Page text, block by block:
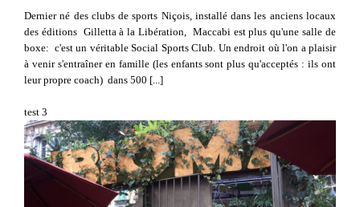
Dernier né des clubs de sports Niçois, installé dans les anciens locaux
des éditions Gilletta à la Libération, Maccabi est plus qu'une salle de
boxe: c'est un véritable Social Sports Club. Un endroit où l'on a plaisir
à venir s'entraîner en famille (les enfants sont plus qu'acceptés : ils ont
leur propre coach) dans 500 [...]
test 3